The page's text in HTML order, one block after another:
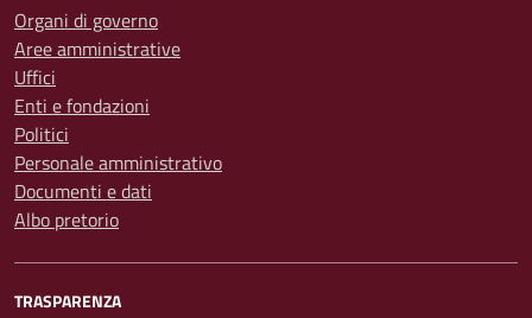
Organi di governo
Aree amministrative
Uffici
Enti e fondazioni
Politici
Personale amministrativo
Documenti e dati
Albo pretorio
TRASPARENZA